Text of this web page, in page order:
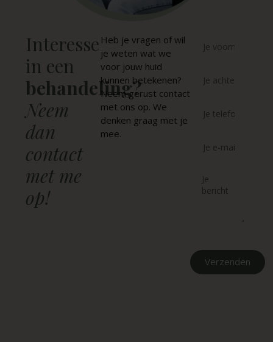
Interesse
in een
behandeling?
Neem
dan
contact
met me
op!
Heb je vragen of wil
je weten wat we
voor jouw huid
kunnen betekenen?
Neem gerust contact
met ons op. We
denken graag met je
mee.
Verzenden